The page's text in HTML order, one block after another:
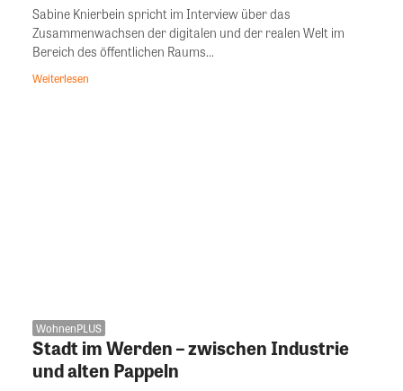
Sabine Knierbein spricht im Interview über das
Zusammenwachsen der digitalen und der realen Welt im
Bereich des öffentlichen Raums...
Weiterlesen
WohnenPLUS
Stadt im Werden – zwischen Industrie
und alten Pappeln